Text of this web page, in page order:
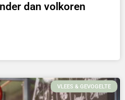
dan volkoren
VLEES & GEVOGELTE